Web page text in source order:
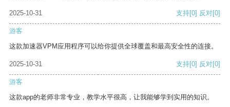
2025-10-31 支持[0] 反对[0]
游客
这款加速器VPM应用程序可以给你提供全球覆盖和最高安全性的连接。
2025-10-31 支持[0] 反对[0]
游客
这款app的老师非常专业，教学水平很高，让我能够学到实用的知识。